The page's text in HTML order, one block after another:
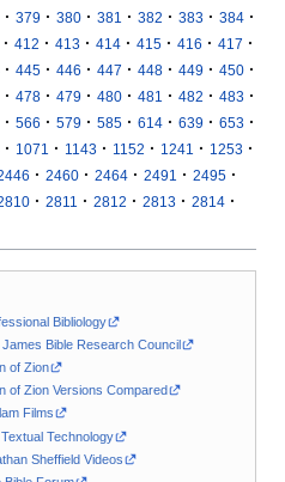
· 379 · 380 · 381 · 382 · 383 · 384 ·
· 412 · 413 · 414 · 415 · 416 · 417 ·
· 445 · 446 · 447 · 448 · 449 · 450 ·
· 478 · 479 · 480 · 481 · 482 · 483 ·
· 566 · 579 · 585 · 614 · 639 · 653 ·
· 1071 · 1143 · 1152 · 1241 · 1253 ·
· 2460 · 2464 · 2491 · 2495 ·
· 2811 · 2812 · 2813 · 2814 ·
Bibliology
James Bible Research Council
of Zion
of Zion Versions Compared
Films
Technology
Sheffield Videos